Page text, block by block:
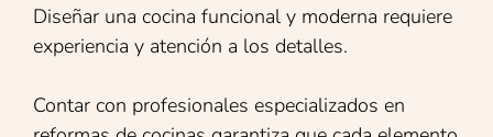
Diseñar una cocina funcional y moderna requiere
experiencia y atención a los detalles.
Contar con profesionales especializados en